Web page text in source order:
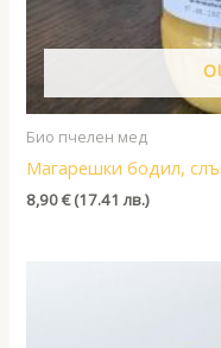
Био пчелен мед
Магарешки бодил,
8,90€(17.41 лв.)